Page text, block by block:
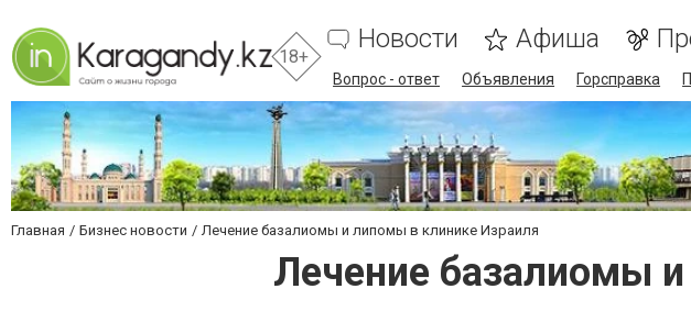
18+
Новости Афиша
Вопрос - ответ Объявления Горсправка
Главная Бизнес новости Лечение базалиомы и липомы в клинике Израиля
Лечение базалиомы